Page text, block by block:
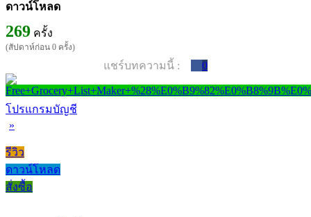
ดาวน์โหลด
269 ครั้ง
(สัปดาห์ก่อน 0 ครั้ง)
แชร์บทความนี้ : 0
โปรแกรมบัญชี
»
รีวิว
ดาวน์โหลด
สั่งซื้อ